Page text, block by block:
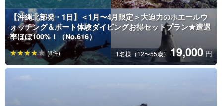
【沖縄北部発・1日】＜1月〜4月限定＞大迫力のホエールウ
ォッチング＆ボート体験ダイビングお得セットプラン★遭遇
率ほぼ100%！（No.616）
1名様（12〜55歳） 19,000 円
(8件)